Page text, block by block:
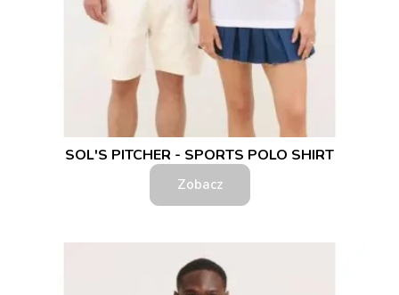
SOL'S PITCHER - SPORTS POLO SHIRT
Zobacz